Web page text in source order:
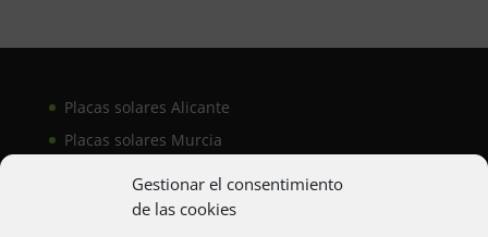
Gestionar el consentimiento
de las cookies
Placas solares Alicante
Placas solares Murcia